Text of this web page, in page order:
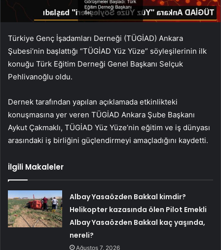
Türkiye Genç İşadamları Derneği (TÜGİAD) Ankara
Şubesi’nin başlattığı “TÜGİAD Yüz Yüze” söyleşilerinin ilk
konuğu Türk Eğitim Derneği Genel Başkanı Selçuk
Pehlivanoğlu oldu.
Dernek tarafından yapılan açıklamada etkinlikteki
konuşmasına yer veren TÜGİAD Ankara Şube Başkanı
Aykut Çakmaklı, TÜGİAD Yüz Yüze’nin eğitim ve iş dünyası
arasındaki iş birliğini güçlendirmeyi amaçladığını kaydetti.
İlgili Makaleler
Albay Yasaözden Bakkal kimdir?
Helikopter kazasında ölen Pilot Emekli
Albay Yasaözden Bakkal kaç yaşında,
nereli?
Ağustos 7, 2026